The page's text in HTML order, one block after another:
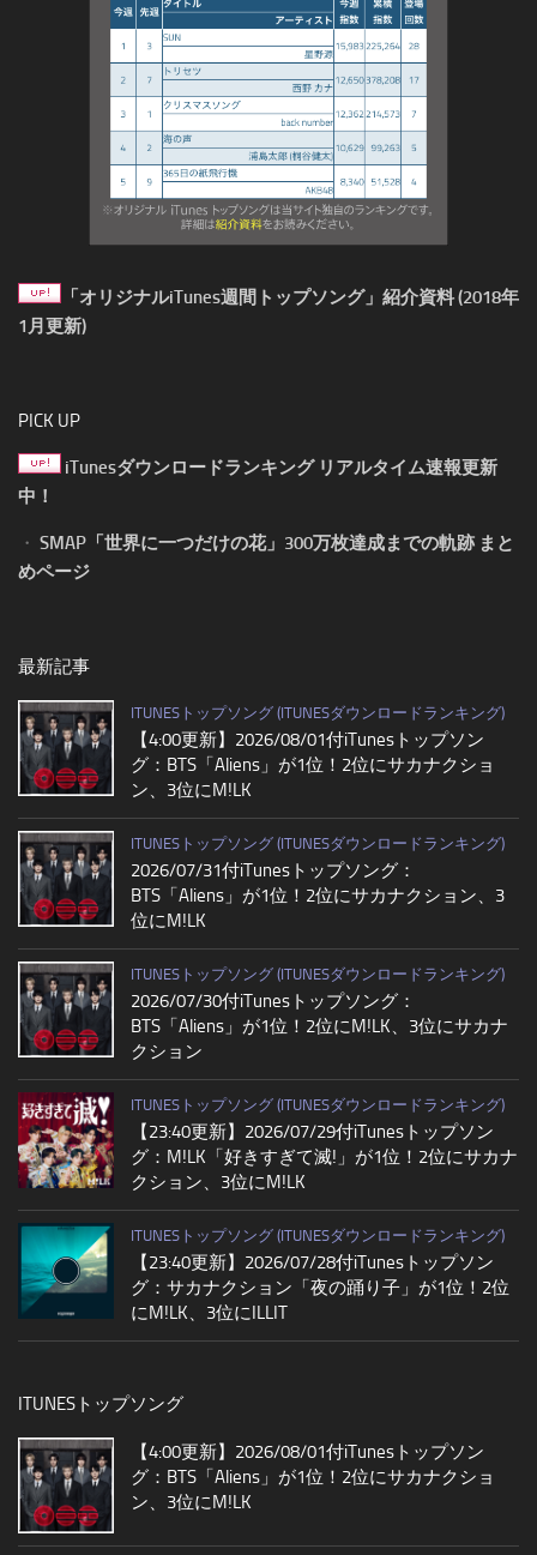
「オリジナルiTunes週間トップソング」紹介資料 (2018年
1月更新)
PICK UP
iTunesダウンロードランキング リアルタイム速報更新
中！
・ SMAP「世界に一つだけの花」300万枚達成までの軌跡 まと
めページ
最新記事
ITUNESトップソング (ITUNESダウンロードランキング)
【4:00更新】2026/08/01付iTunesトップソン
グ：BTS「Aliens」が1位！2位にサカナクショ
ン、3位にM!LK
ITUNESトップソング (ITUNESダウンロードランキング)
2026/07/31付iTunesトップソング：
BTS「Aliens」が1位！2位にサカナクション、3
位にM!LK
ITUNESトップソング (ITUNESダウンロードランキング)
2026/07/30付iTunesトップソング：
BTS「Aliens」が1位！2位にM!LK、3位にサカナ
クション
ITUNESトップソング (ITUNESダウンロードランキング)
【23:40更新】2026/07/29付iTunesトップソン
グ：M!LK「好きすぎて滅!」が1位！2位にサカナ
クション、3位にM!LK
ITUNESトップソング (ITUNESダウンロードランキング)
【23:40更新】2026/07/28付iTunesトップソン
グ：サカナクション「夜の踊り子」が1位！2位
にM!LK、3位にILLIT
ITUNESトップソング
【4:00更新】2026/08/01付iTunesトップソン
グ：BTS「Aliens」が1位！2位にサカナクショ
ン、3位にM!LK